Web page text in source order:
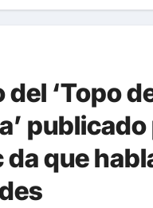
‘Topo
publicado
da que